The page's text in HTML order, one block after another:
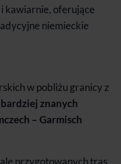
kawiarnie, oferujące
niemieckie
w pobliżu granicy z
znanych
– Garmisch
przygotowanych tras